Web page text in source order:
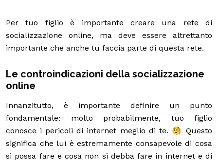
Per tuo figlio è importante creare una rete di
socializzazione online, ma deve essere altrettanto
importante che anche tu faccia parte di questa rete.
Le controindicazioni della socializzazione
online
Innanzitutto, è importante definire un punto
fondamentale: molto probabilmente, tuo figlio
conosce i pericoli di internet meglio di te. 🧐 Questo
significa che lui è estremamente consapevole di cosa
si possa fare e cosa non si debba fare in internet e di